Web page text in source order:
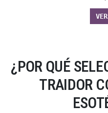
¿POR QUÉ
TRAIDOR